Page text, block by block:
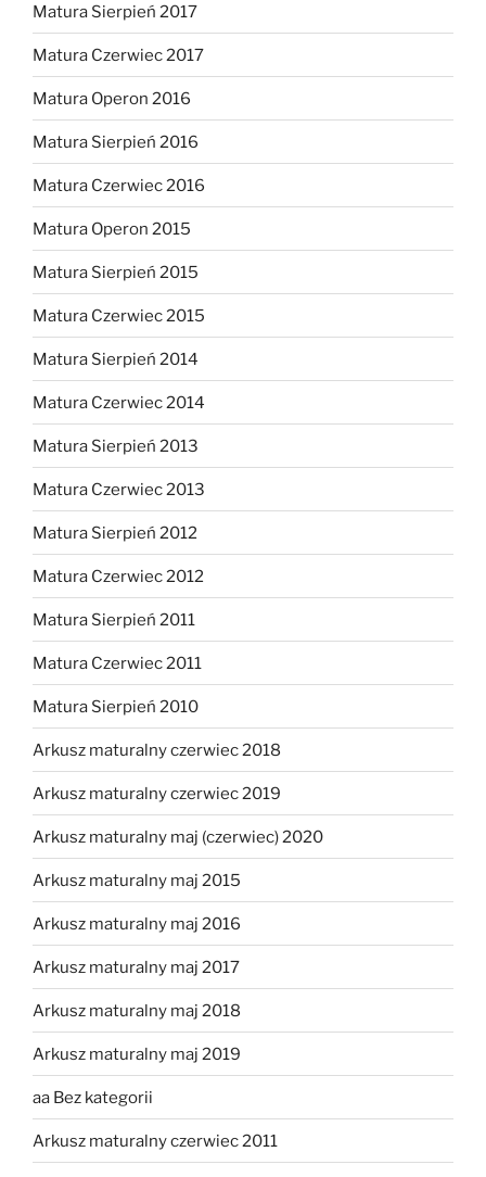
Matura Sierpień 2017
Matura Czerwiec 2017
Matura Operon 2016
Matura Sierpień 2016
Matura Czerwiec 2016
Matura Operon 2015
Matura Sierpień 2015
Matura Czerwiec 2015
Matura Sierpień 2014
Matura Czerwiec 2014
Matura Sierpień 2013
Matura Czerwiec 2013
Matura Sierpień 2012
Matura Czerwiec 2012
Matura Sierpień 2011
Matura Czerwiec 2011
Matura Sierpień 2010
Arkusz maturalny czerwiec 2018
Arkusz maturalny czerwiec 2019
Arkusz maturalny maj (czerwiec) 2020
Arkusz maturalny maj 2015
Arkusz maturalny maj 2016
Arkusz maturalny maj 2017
Arkusz maturalny maj 2018
Arkusz maturalny maj 2019
aa Bez kategorii
Arkusz maturalny czerwiec 2011